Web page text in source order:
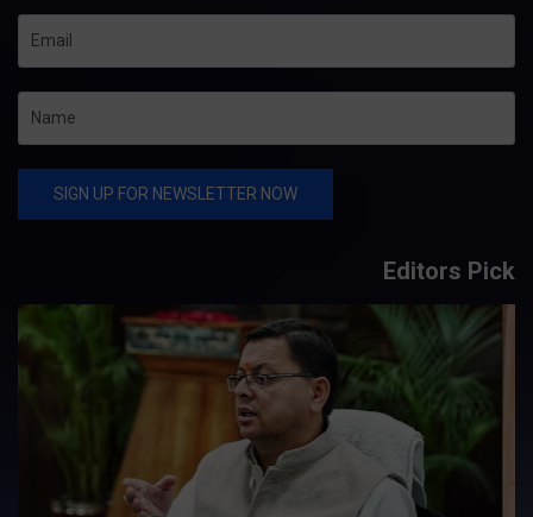
Editors Pick